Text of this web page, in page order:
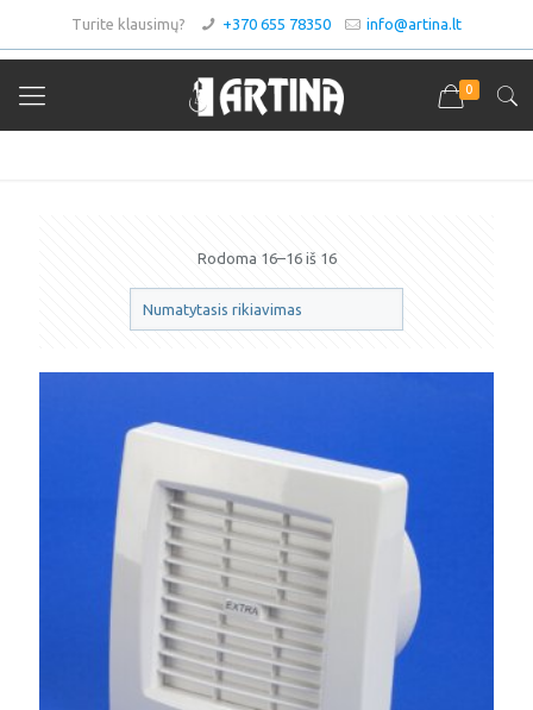
Turite klausimų? +370 655 78350 info@artina.lt
0
Ventiliatoriai
Rodoma 16–16 iš 16